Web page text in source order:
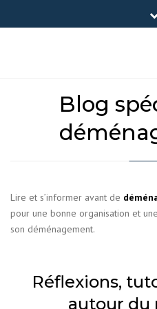
28, rue claude
Blog
Lire et s’informer avant de
pour une bonne organisation et
son déménagement.
Réflexions,
autour du